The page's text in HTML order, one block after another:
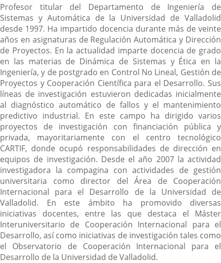
Profesor titular del Departamento de Ingeniería de
Sistemas y Automática de la Universidad de Valladolid
desde 1997. Ha impartido docencia durante más de veinte
años en asignaturas de Regulación Automática y Dirección
de Proyectos. En la actualidad imparte docencia de grado
en las materias de Dinámica de Sistemas y Ética en la
Ingeniería, y de postgrado en Control No Lineal, Gestión de
Proyectos y Cooperación Científica para el Desarrollo. Sus
líneas de investigación estuvieron dedicadas inicialmente
al diagnóstico automático de fallos y el mantenimiento
predictivo industrial. En este campo ha dirigido varios
proyectos de investigación con financiación pública y
privada, mayoritariamente con el centro tecnológico
CARTIF, donde ocupó responsabilidades de dirección en
equipos de investigación. Desde el año 2007 la actividad
investigadora la compagina con actividades de gestión
universitaria como director del Área de Cooperación
Internacional para el Desarrollo de la Universidad de
Valladolid. En este ámbito ha promovido diversas
iniciativas docentes, entre las que destaca el Máster
Interuniversitario de Cooperación Internacional para el
Desarrollo, así como iniciativas de investigación tales como
el Observatorio de Cooperación Internacional para el
Desarrollo de la Universidad de Valladolid.